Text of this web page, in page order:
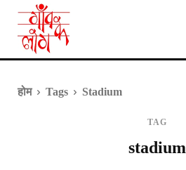
होम Tags Stadium
TAG
stadium